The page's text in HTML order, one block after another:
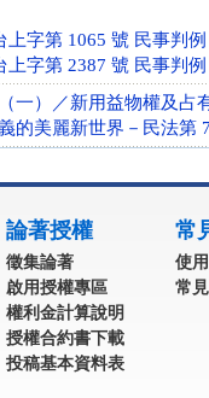
上字第 1065 號 民事判例
上字第 2387 號 民事判例
一）／新用益物權及占
的美麗新世界－民法第
論著授權
徵集論著
啟用授權專區
權利金計算說明
授權合約書下載
投稿基本資料表
常
使
常